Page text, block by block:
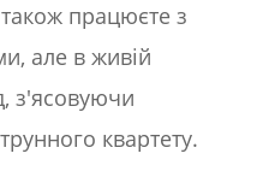
працюєте з
але в живій
з'ясовуючи
квартету.